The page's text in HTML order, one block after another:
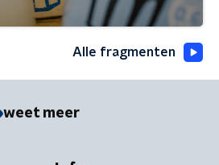
Alle fragmenten
weet meer